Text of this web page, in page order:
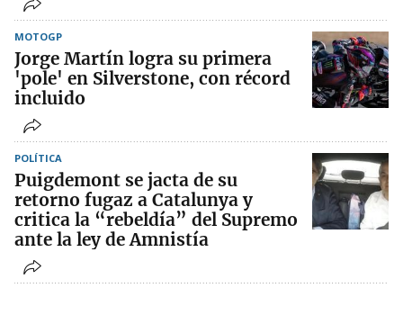
MOTOGP
Jorge Martín logra su primera
'pole' en Silverstone, con récord
incluido
POLÍTICA
Puigdemont se jacta de su
retorno fugaz a Catalunya y
critica la “rebeldía” del Supremo
ante la ley de Amnistía